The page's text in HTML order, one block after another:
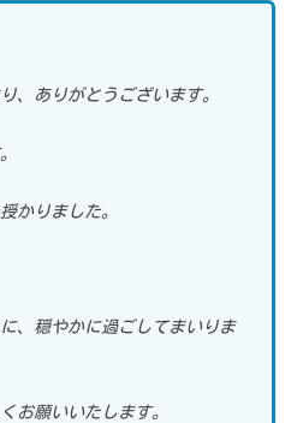
、ありがとうございます。
かりました。
、穏やかに過ごしてまいりま
お願いいたします。